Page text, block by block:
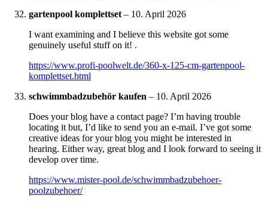
gartenpool komplettset– 10. April 2026
I want examining and I believe this website got some
genuinely useful stuff on it! .
https://www.profi-poolwelt.de/360-x-125-cm-gartenpool-
komplettset.html
schwimmbadzubehör kaufen – 10. April 2026
Does your blog have a contact page? I’m having trouble
locating it but, I’d like to send you an e-mail. I’ve got some
creative ideas for your blog you might be interested in
hearing. Either way, great blog and I look forward to seeing it
develop over time.
https://www.mister-pool.de/schwimmbadzubehoer-
poolzubehoer/